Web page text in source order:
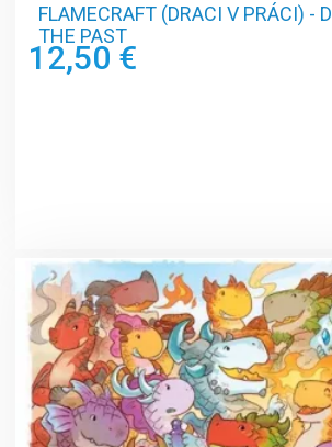
FLAMECRAFT (DRACI V PRÁCI) -
THE PAST
12,50 €